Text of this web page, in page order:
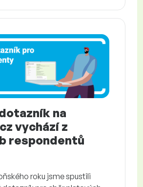
na
vychází z
respondentů
roku jsme spustili